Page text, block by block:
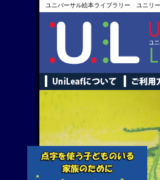
ユニバーサル絵本ライブラリー ユニリ